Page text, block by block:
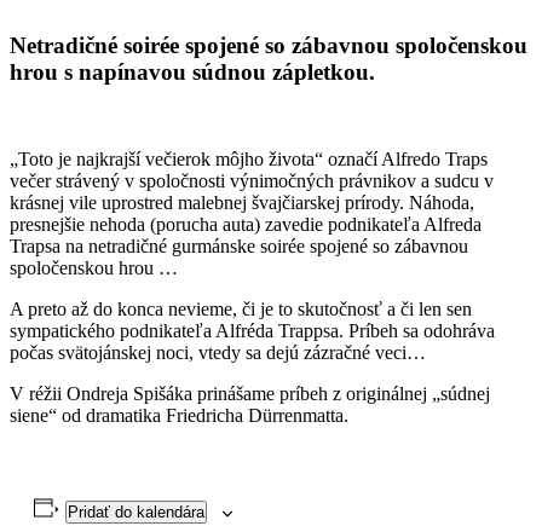
Netradičné soirée spojené so zábavnou spoločenskou
hrou s napínavou súdnou zápletkou.
„Toto je najkrajší večierok môjho života“ označí Alfredo Traps
večer strávený v spoločnosti výnimočných právnikov a sudcu v
krásnej vile uprostred malebnej švajčiarskej prírody. Náhoda,
presnejšie nehoda (porucha auta) zavedie podnikateľa Alfreda
Trapsa na netradičné gurmánske soirée spojené so zábavnou
spoločenskou hrou …
A preto až do konca nevieme, či je to skutočnosť a či len sen
sympatického podnikateľa Alfréda Trappsa. Príbeh sa odohráva
počas svätojánskej noci, vtedy sa dejú zázračné veci…
V réžii Ondreja Spišáka prinášame príbeh z originálnej „súdnej
siene“ od dramatika Friedricha Dürrenmatta.
Pridať do kalendára